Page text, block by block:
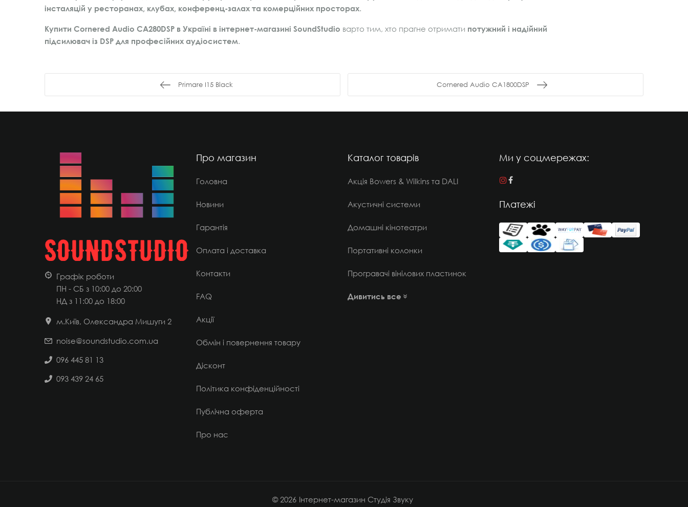
інсталяцій у ресторанах, клубах, конференц-залах та комерційних просторах.
Купити Cornered Audio CA280DSP в Україні в інтернет-магазині SoundStudio варто тим, хто прагне отримати потужний і надійний
підсилювач із DSP для професійних аудіосистем.
Primare I15 Black Cornered Audio CA1800DSP
Графік роботи
ПН - СБ з 10:00 до 20:00
НД з 11:00 до 18:00
м.Київ, Олександра Мишуги 2
noise@soundstudio.com.ua
096 445 81 13
093 439 24 65
Про магазин
Головна
Новини
Гарантія
Оплата і доставка
Контакти
FAQ
Акції
Обмін і повернення товару
Дісконт
Політика конфіденційності
Публічна оферта
Про нас
Каталог товарів
Акція Bowers & Wilkins та DALI
Акустичні системи
Домашні кінотеатри
Портативні колонки
Програвачі вінілових пластинок
Дивитись все
Ми у соцмережах:
Платежі
© 2026 Інтернет-магазин Студія Звуку